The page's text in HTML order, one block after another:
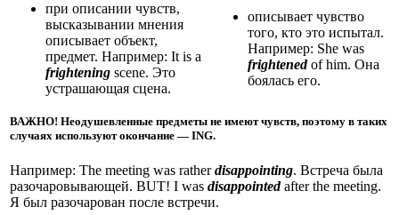
при описании чувств,
высказывании мнения
описывает объект,
предмет. Например: It is a
frightening scene. Это
устрашающая сцена.
описывает чувство
того, кто это испытал.
Например: She was
frightenedof him. Она
боялась его.
ВАЖНО! Неодушевленные предметы не имеют чувств, поэтому в таких
случаях используют окончание — ING.
Например: The meeting was ratherdisappointing. Встреча была
разочаровывающей. BUT! I was disappointedafter the meeting.
Я был разочарован после встречи.